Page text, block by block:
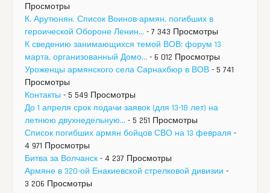
Просмотры
К. Арутюнян. Список Воинов-армян, погибших в
героической Обороне Ленин... - 7 343 Просмотры
К сведению занимающихся темой ВОВ: форум 13
марта, организованный Домо... - 6 012 Просмотры
Уроженцы армянского села Сарнахбюр в ВОВ - 5 741
Просмотры
Контакты - 5 549 Просмотры
До 1 апреля срок подачи заявок (для 13-18 лет) на
летнюю двухнедельную... - 5 251 Просмотры
Список погибших армян бойцов СВО на 13 февраля -
4 971 Просмотры
Битва за Волчанск - 4 237 Просмотры
Армяне в 320-ой Енакиевской стрелковой дивизии -
3 206 Просмотры